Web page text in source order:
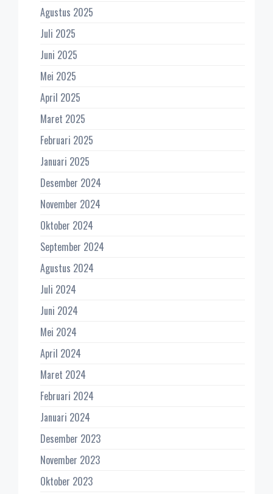
Agustus 2025
Juli 2025
Juni 2025
Mei 2025
April 2025
Maret 2025
Februari 2025
Januari 2025
Desember 2024
November 2024
Oktober 2024
September 2024
Agustus 2024
Juli 2024
Juni 2024
Mei 2024
April 2024
Maret 2024
Februari 2024
Januari 2024
Desember 2023
November 2023
Oktober 2023